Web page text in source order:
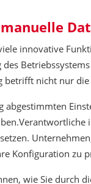
innovative
des
betrifft nicht nur
abgestimmten
Konfiguration zu
wie Sie durch